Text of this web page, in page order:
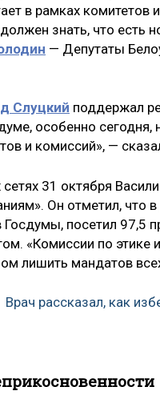
в рамках
знать, что есть
— Депутаты
Слуцкий поддержал
особенно
и комиссий», —
31 октября
Он отметил, что
Госдумы, посетил 97,5
«Комиссии по
лишить мандатов
Врач рассказал, как